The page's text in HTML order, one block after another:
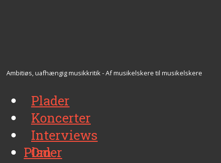
Ambitiøs, uafhængig musikkritik - Af musikelskere til musikelskere
Plader
Koncerter
Interviews
Om
Plader